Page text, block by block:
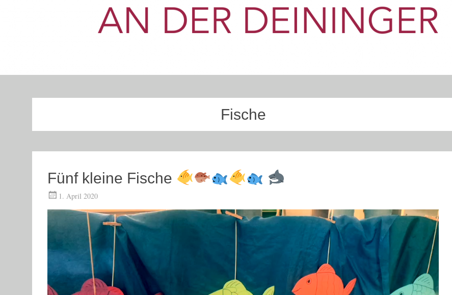
Fische
Fünf kleine Fische
1. April 2020